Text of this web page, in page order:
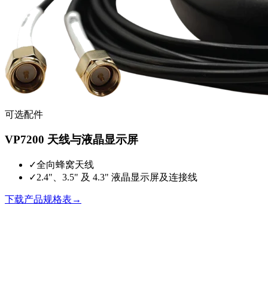
可选配件
VP7200 天线与液晶显示屏
✓全向蜂窝天线
✓2.4"、3.5" 及 4.3" 液晶显示屏及连接线
下载产品规格表 →